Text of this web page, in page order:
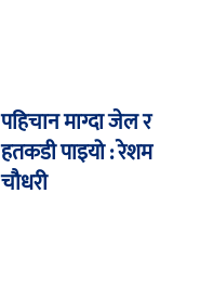
पहिचान माग्दा जेल र
हतकडी पाइयो : रेशम
चौधरी